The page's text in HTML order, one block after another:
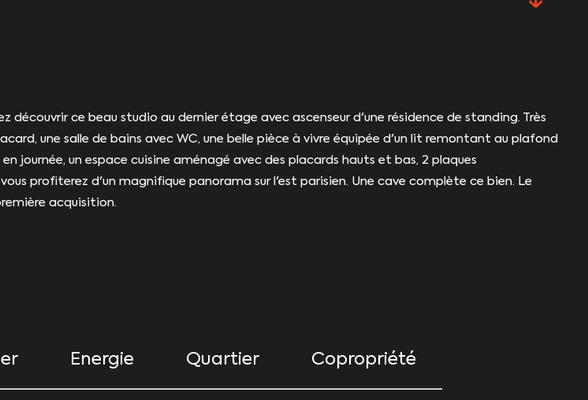
découvrir ce beau studio au dernier étage avec ascenseur d'une résidence de standing. Très
une salle de bains avec WC, une belle pièce à vivre équipée d'un lit remontant au plafond
journée, un espace cuisine aménagé avec des placards hauts et bas, 2 plaques
profiterez d'un magnifique panorama sur l'est parisien. Une cave complète ce bien. Le
acquisition.
Energie Quartier Copropriété